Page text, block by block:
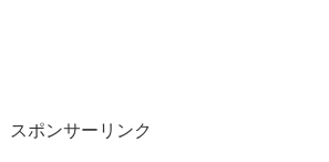
スポンサーリンク